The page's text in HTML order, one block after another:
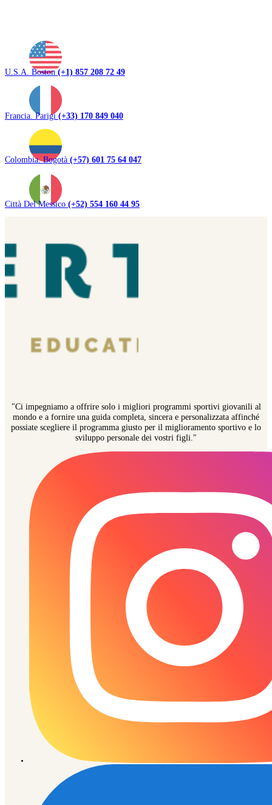
U.S.A. Boston(+1) 857 208 72 49
Francia. Parigi(+33) 170 849 040
Colombia. Bogotà (+57) 601 75 64 047
Città Del Messico (+52) 554 160 44 95
"Ci impegniamo a offrire solo i migliori programmi sportivi giovanili al
mondo e a fornire una guida completa, sincera e personalizzata affinché
possiate scegliere il programma giusto per il miglioramento sportivo e lo
sviluppo personale dei vostri figli."